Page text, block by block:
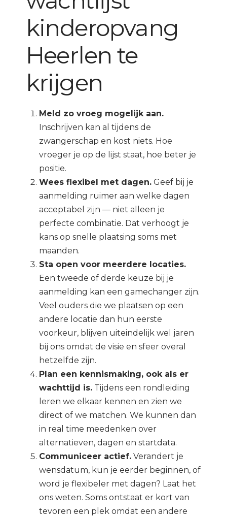
kinderopvang
Heerlen te
krijgen
Meld zo vroeg mogelijk aan.
Inschrijven kan al tijdens de
zwangerschap en kost niets. Hoe
vroeger je op de lijst staat, hoe beter je
positie.
Wees flexibel met dagen. Geef bij je
aanmelding ruimer aan welke dagen
acceptabel zijn — niet alleen je
perfecte combinatie. Dat verhoogt je
kans op snelle plaatsing soms met
maanden.
Sta open voor meerdere locaties.
Een tweede of derde keuze bij je
aanmelding kan een gamechanger zijn.
Veel ouders die we plaatsen op een
andere locatie dan hun eerste
voorkeur, blijven uiteindelijk wel jaren
bij ons omdat de visie en sfeer overal
hetzelfde zijn.
Plan een kennismaking, ook als er
wachttijd is. Tijdens een rondleiding
leren we elkaar kennen en zien we
direct of we matchen. We kunnen dan
in real time meedenken over
alternatieven, dagen en startdata.
Communiceer actief. Verandert je
wensdatum, kun je eerder beginnen, of
word je flexibeler met dagen? Laat het
ons weten. Soms ontstaat er kort van
tevoren een plek omdat een andere